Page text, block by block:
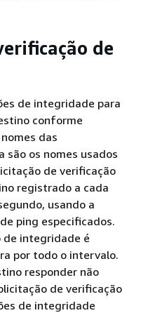
de
de integridade para
conforme
das
são os nomes usados
de verificação
registrado a cada
usando a
ping especificados.
de integridade é
por todo o intervalo.
responder não
de verificação
de integridade